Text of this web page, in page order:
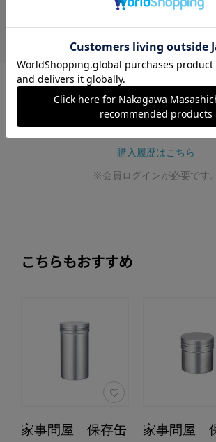
レビュー投稿は、ご購入いただい
限らせていただいております
購入履歴はこちら
※会員ログインが必要です。
こちらもおすすめ
家事問屋 保存缶
家事問屋